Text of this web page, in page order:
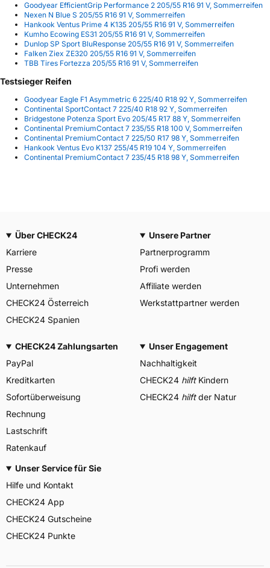
Goodyear EfficientGrip Performance 2 205/55 R16 91 V, Sommerreifen
Nexen N Blue S 205/55 R16 91 V, Sommerreifen
Hankook Ventus Prime 4 K135 205/55 R16 91 V, Sommerreifen
Kumho Ecowing ES31 205/55 R16 91 V, Sommerreifen
Dunlop SP Sport BluResponse 205/55 R16 91 V, Sommerreifen
Falken Ziex ZE320 205/55 R16 91 V, Sommerreifen
TBB Tires Fortezza 205/55 R16 91 V, Sommerreifen
Testsieger Reifen
Goodyear Eagle F1 Asymmetric 6 225/40 R18 92 Y, Sommerreifen
Continental SportContact 7 225/40 R18 92 Y, Sommerreifen
Bridgestone Potenza Sport Evo 205/45 R17 88 Y, Sommerreifen
Continental PremiumContact 7 235/55 R18 100 V, Sommerreifen
Continental PremiumContact 7 225/50 R17 98 Y, Sommerreifen
Hankook Ventus Evo K137 255/45 R19 104 Y, Sommerreifen
Continental PremiumContact 7 235/45 R18 98 Y, Sommerreifen
Über CHECK24
Karriere
Presse
Unternehmen
CHECK24 Österreich
CHECK24 Spanien
Unsere Partner
Partnerprogramm
Profi werden
Affiliate werden
Werkstattpartner werden
CHECK24 Zahlungsarten
PayPal
Kreditkarten
Sofortüberweisung
Rechnung
Lastschrift
Ratenkauf
Unser Engagement
Nachhaltigkeit
CHECK24 hilftKindern
CHECK24 hilftder Natur
Unser Service für Sie
Hilfe und Kontakt
CHECK24 App
CHECK24 Gutscheine
CHECK24 Punkte